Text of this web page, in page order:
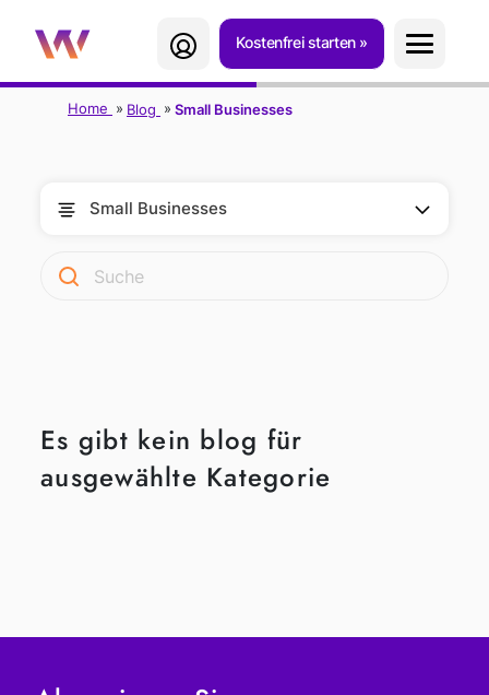
Kostenfrei starten
Home Blog Small Businesses
Small Businesses
Es gibt kein blog für
ausgewählte Kategorie